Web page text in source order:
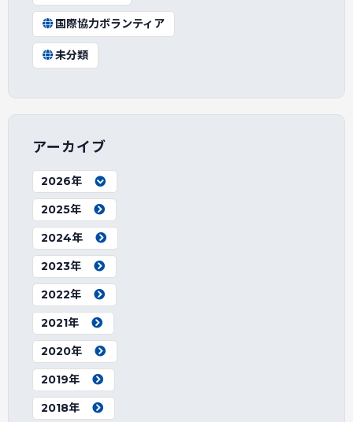
国際協力ボランティア
未分類
アーカイブ
2026年
2025年
2024年
2023年
2022年
2021年
2020年
2019年
2018年